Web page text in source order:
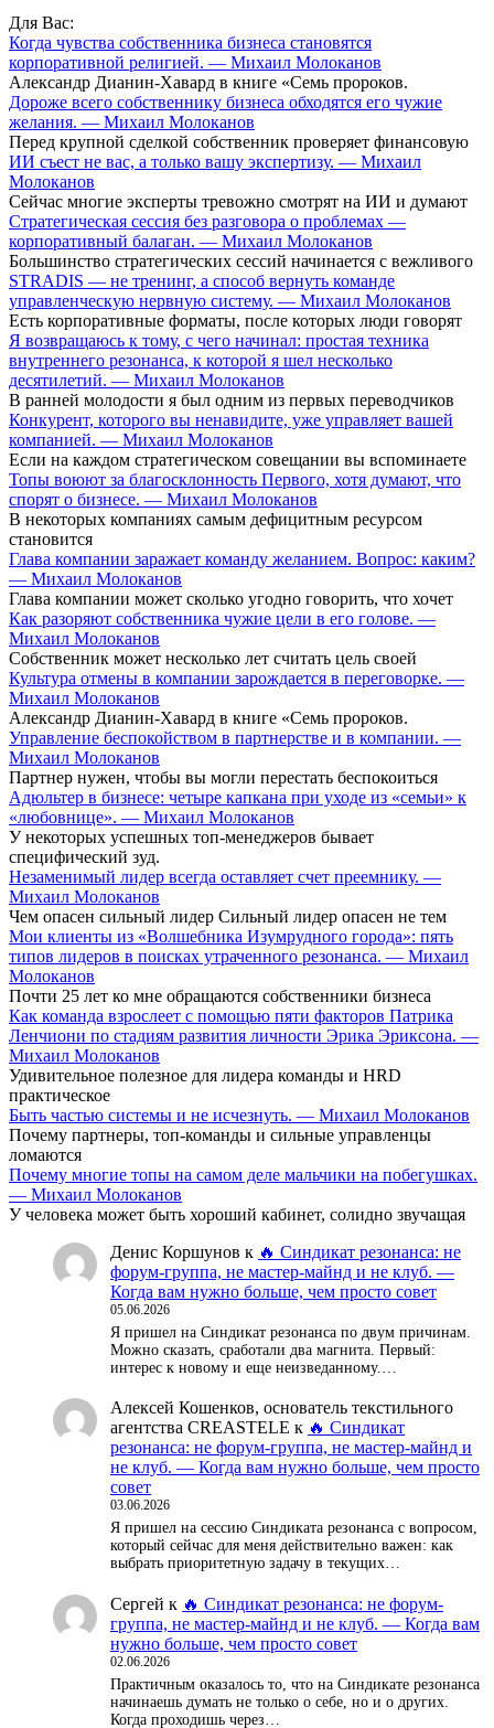
Для Вас:
Когда чувства собственника бизнеса становятся
корпоративной религией. — Михаил Молоканов
Александр Дианин-Хавард в книге «Семь пророков.
Дороже всего собственнику бизнеса обходятся его чужие
желания. — Михаил Молоканов
Перед крупной сделкой собственник проверяет финансовую
ИИ съест не вас, а только вашу экспертизу. — Михаил
Молоканов
Сейчас многие эксперты тревожно смотрят на ИИ и думают
Стратегическая сессия без разговора о проблемах —
корпоративный балаган. — Михаил Молоканов
Большинство стратегических сессий начинается с вежливого
STRADIS — не тренинг, а способ вернуть команде
управленческую нервную систему. — Михаил Молоканов
Есть корпоративные форматы, после которых люди говорят
Я возвращаюсь к тому, с чего начинал: простая техника
внутреннего резонанса, к которой я шел несколько
десятилетий. — Михаил Молоканов
В ранней молодости я был одним из первых переводчиков
Конкурент, которого вы ненавидите, уже управляет вашей
компанией. — Михаил Молоканов
Если на каждом стратегическом совещании вы вспоминаете
Топы воюют за благосклонность Первого, хотя думают, что
спорят о бизнесе. — Михаил Молоканов
В некоторых компаниях самым дефицитным ресурсом
становится
Глава компании заражает команду желанием. Вопрос: каким?
— Михаил Молоканов
Глава компании может сколько угодно говорить, что хочет
Как разоряют собственника чужие цели в его голове. —
Михаил Молоканов
Собственник может несколько лет считать цель своей
Культура отмены в компании зарождается в переговорке. —
Михаил Молоканов
Александр Дианин-Хавард в книге «Семь пророков.
Управление беспокойством в партнерстве и в компании. —
Михаил Молоканов
Партнер нужен, чтобы вы могли перестать беспокоиться
Адюльтер в бизнесе: четыре капкана при уходе из «семьи» к
«любовнице». — Михаил Молоканов
У некоторых успешных топ-менеджеров бывает
специфический зуд.
Незаменимый лидер всегда оставляет счет преемнику. —
Михаил Молоканов
Чем опасен сильный лидер Сильный лидер опасен не тем
Мои клиенты из «Волшебника Изумрудного города»: пять
типов лидеров в поисках утраченного резонанса. — Михаил
Молоканов
Почти 25 лет ко мне обращаются собственники бизнеса
Как команда взрослеет с помощью пяти факторов Патрика
Ленчиони по стадиям развития личности Эрика Эриксона. —
Михаил Молоканов
Удивительное полезное для лидера команды и HRD
практическое
Быть частью системы и не исчезнуть. — Михаил Молоканов
Почему партнеры, топ-команды и сильные управленцы
ломаются
Почему многие топы на самом деле мальчики на побегушках.
— Михаил Молоканов
У человека может быть хороший кабинет, солидно звучащая
Денис Коршунов к 🔥 Синдикат резонанса: не
форум-группа, не мастер-майнд и не клуб. —
Когда вам нужно больше, чем просто совет
05.06.2026
Я пришел на Синдикат резонанса по двум причинам.
Можно сказать, сработали два магнита. Первый:
интерес к новому и еще неизведанному.…
Алексей Кошенков, основатель текстильного
агентства CREASTELE к 🔥 Синдикат
резонанса: не форум-группа, не мастер-майнд и
не клуб. — Когда вам нужно больше, чем просто
совет
03.06.2026
Я пришел на сессию Синдиката резонанса с вопросом,
который сейчас для меня действительно важен: как
выбрать приоритетную задачу в текущих…
Сергей к 🔥 Синдикат резонанса: не форум-
группа, не мастер-майнд и не клуб. — Когда вам
нужно больше, чем просто совет
02.06.2026
Практичным оказалось то, что на Синдикате резонанса
начинаешь думать не только о себе, но и о других.
Когда проходишь через…